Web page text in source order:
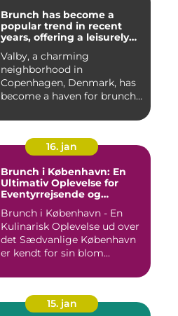
Brunch has become a
popular trend in recent
years, offering a leisurely
the day
Valby, a charming
neighborhood in
Copenhagen, Denmark, has
become a haven for brunch
16. jan
Brunch i København: En
Ultimativ Oplevelse for
Eventyrrejsende og
Brunch i København - En
Kulinarisk Oplevelse ud over
det Sædvanlige København
er kendt for sin blom...
15. jan